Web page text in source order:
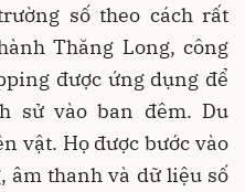
số theo cách rất
Thăng Long, công
được ứng dụng để
sử vào ban đêm. Du
vật. Họ được bước vào
âm thanh và dữ liệu số